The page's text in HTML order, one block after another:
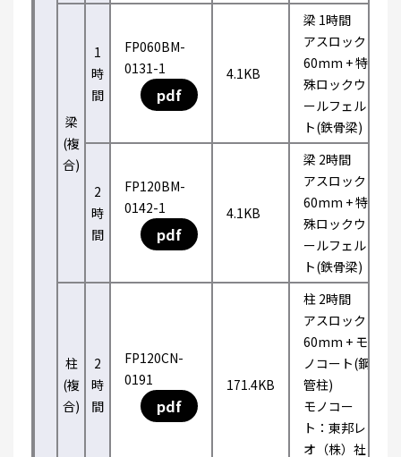
梁
(複
合)
1
時
間
FP060BM-
0131-1
pdf
4.1KB
梁 1時間
アスロック
60mm + 特
殊ロックウ
ールフェル
ト(鉄骨梁)
2
時
間
FP120BM-
0142-1
pdf
4.1KB
梁 2時間
アスロック
60mm + 特
殊ロックウ
ールフェル
ト(鉄骨梁)
柱
(複
合)
2
時
間
FP120CN-
0191
pdf
171.4KB
柱 2時間
アスロック
60mm + モ
ノコート(鋼
管柱)
モノコー
ト：東邦レ
オ（株）社